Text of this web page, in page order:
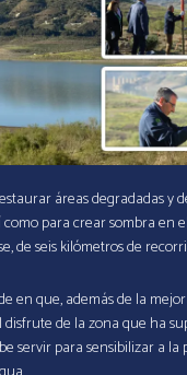
áreas degradadas y
para crear sombra en
de seis kilómetros de
en que, además de la
de la zona que ha
servir para sensibilizar a la